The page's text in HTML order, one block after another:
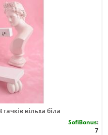
гачків вільха біла
SofiBonus:
7